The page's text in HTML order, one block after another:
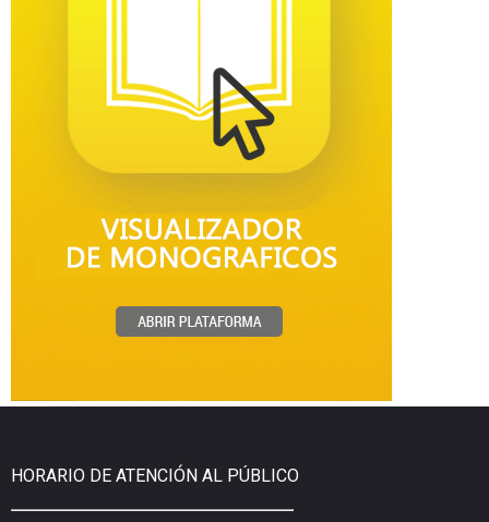
HORARIO DE ATENCIÓN AL PÚBLICO